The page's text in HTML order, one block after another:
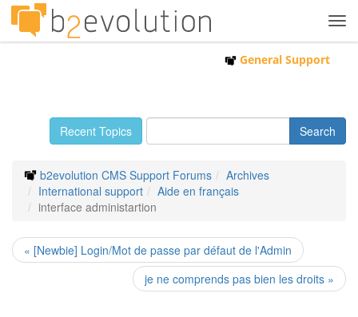
General Support
Recent Topics
b2evolution CMS Support Forums
Archives
International support
Aide en français
interface administartion
« [Newbie] Login/Mot de passe par défaut de l'Admin
je ne comprends pas bien les droits »